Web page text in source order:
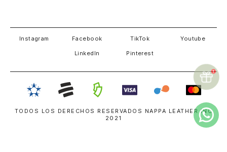
Costa Rica
Instagram
Facebook TikTok Youtube
LinkedIn Pinterest
TODOS LOS DERECHOS RESERVADOS NAPPA LEATHER INC
2021